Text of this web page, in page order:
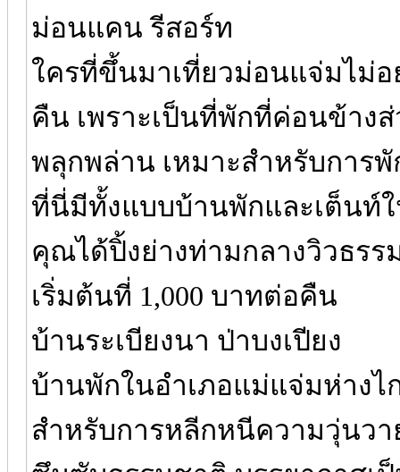
ม่อนแคน รีสอร์ท
ใครที่ขึ้นมาเที่ยวม่อนแจ่มไม่
คืน เพราะเป็นที่พักที่ค่อนข้าง
พลุกพล่าน เหมาะสำหรับการ
ที่นี่มีทั้งแบบบ้านพักและเต็นท์ใ
คุณได้ปิ้งย่างท่ามกลางวิวธร
เริ่มต้นที่ 1,000 บาทต่อคืน
บ้านระเบียงนา ป่าบงเปียง
บ้านพักในอำเภอแม่แจ่มห่างไ
สำหรับการหลีกหนีความวุ่นวา